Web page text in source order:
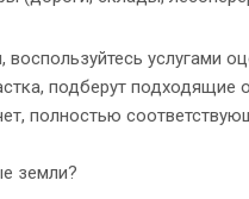
услугами
подберут
полностью
земли?